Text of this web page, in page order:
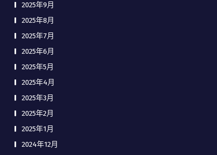
2025年9月
2025年8月
2025年7月
2025年6月
2025年5月
2025年4月
2025年3月
2025年2月
2025年1月
2024年12月